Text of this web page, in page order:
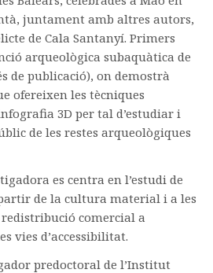
juntament amb altres autors,
de Cala Santanyí. Primers
arqueològica subaquàtica de
de publicació), on demostrà
ofereixen les tècniques
3D per tal d’estudiar i
de les restes arqueològiques
es centra en l’estudi de
de la cultura material i a les
comercial a
vies d’accessibilitat.
predoctoral de l’Institut